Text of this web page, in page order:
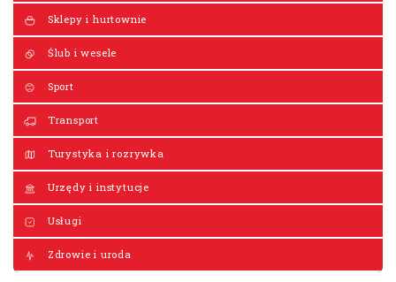
Sklepy i hurtownie
Ślub i wesele
Sport
Transport
Turystyka i rozrywka
Urzędy i instytucje
Usługi
Zdrowie i uroda